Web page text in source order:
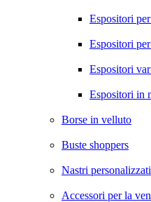
Espositori
Espositori
Espositori
Espositori in
Borse in velluto
Buste shoppers
Nastri personalizzati
Accessori per la